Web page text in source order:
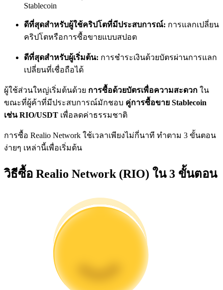
ข้อมูล
การวิเคราะห์ข้อมูลขนาดใหญ่ รวมถึงข้อมูลการค้า ฯลฯ
แนะนำ
กลยุทธ์การซื้อขาย
เรียนรู้วิธีการรักษาผลกำไร
Stablecoin
ดีที่สุดสำหรับผู้ใช้คริปโตที่มีประสบการณ์: การแลกเปลี่ยน
คริปโตหรือการซื้อขายแบบสปอต
ดีที่สุดสำหรับผู้เริ่มต้น: การชำระเงินด้วยบัตรผ่านการแลก
เปลี่ยนที่เชื่อถือได้
ผู้ใช้ส่วนใหญ่เริ่มต้นด้วย การซื้อด้วยบัตรเพื่อความสะดวก ใน
ขณะที่ผู้ค้าที่มีประสบการณ์มักชอบ คู่การซื้อขาย Stablecoin
เช่น RIO/USDT เพื่อลดค่าธรรมชาติ
การซื้อ Realio Network ใช้เวลาเพียงไม่กี่นาที ทำตาม 3 ขั้นตอน
ง่ายๆ เหล่านี้เพื่อเริ่มต้น
วิธีซื้อ Realio Network (RIO) ใน 3 ขั้นตอน